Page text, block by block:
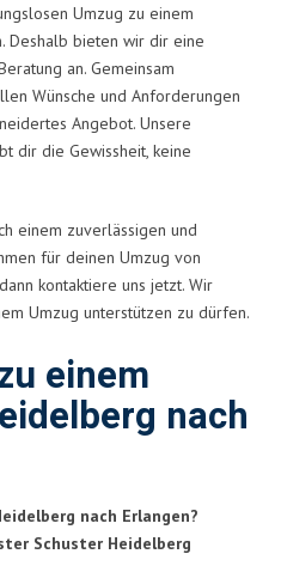
Umzug zu einem
Deshalb bieten wir dir eine
an. Gemeinsam
Wünsche und Anforderungen
Angebot. Unsere
dir die Gewissheit, keine
einem zuverlässigen und
für deinen Umzug von
kontaktiere uns jetzt. Wir
Umzug unterstützen zu dürfen.
einem
nach
nach Erlangen?
Schuster Heidelberg